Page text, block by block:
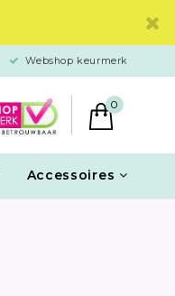
Webshop keurmerk
0
Accessoires